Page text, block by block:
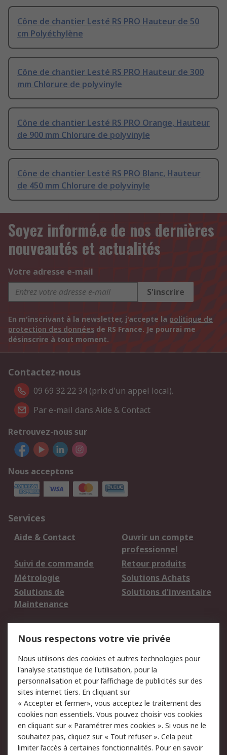
Cône de chantier Lesté RS PRO Hauteur de 50
cm Polyéthylène
Cône de chantier Lesté RS PRO Hauteur de 300
mm Chlorure de polyvinyle
Cône de chantier Lesté RS PRO Orange, Hauteur
de 900 mm Chlorure de polyvinyle
Cône de chantier Lesté RS PRO Blanc, Hauteur
de 450 mm Chlorure de polyvinyle
Soyez informé.e de nos dernières
nouveautés et actualités
Votre adresse e-mail
S'inscrire
En m'inscrivant à la newsletter, j'accepte la politique de
protection des données de RS France. Je pourrai me
désinscrire à tout moment.
Contactez-nous
09 69 32 22 34 (prix d'un appel local).
Par e-mail dans Aide & Contact
Retrouvez-nous sur
Nous acceptons
Services
Aide & Contact
Ouvrir un compte
professionnel
Suivi de commande
Retour produits
Métrologie
Solutions Achats
Solutions de
Maintenance
Solutions d'inventaire
du site
Politique de protection
des données - Mise à
jour
Sécurité des E-mails
Conditions générales
de vente
Politique anti-
corruption
Campagnes marketing
Nous respectons votre vie privée
Nous utilisons des cookies et autres technologies pour
l'analyse statistique de l'utilisation, pour la
personnalisation et pour l’affichage de publicités sur des
sites internet tiers. En cliquant sur
« Accepter et fermer», vous acceptez le traitement des
cookies non essentiels. Vous pouvez choisir vos cookies
en cliquant sur « Paramétrer mes cookies ». Si vous ne le
souhaitez pas, cliquez sur « Tout refuser ». Cela peut
limiter l’accès à certaines fonctionnalités. Pour en savoir